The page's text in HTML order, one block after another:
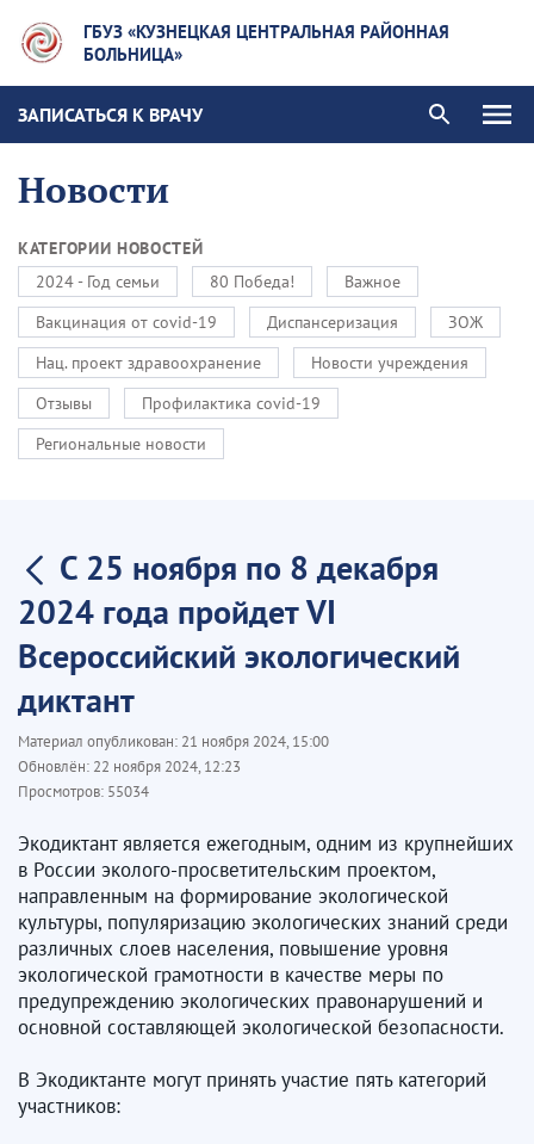
ГБУЗ «КУЗНЕЦКАЯ ЦЕНТРАЛЬНАЯ РАЙОННАЯ
БОЛЬНИЦА»
ЗАПИСАТЬСЯ К ВРАЧУ
Новости
КАТЕГОРИИ НОВОСТЕЙ
2024 - Год семьи
80 Победа!
Важное
Вакцинация от covid-19
Диспансеризация
ЗОЖ
Нац. проект здравоохранение
Новости учреждения
Отзывы
Профилактика covid-19
Региональные новости
С 25 ноября по 8 декабря
2024 года пройдет VI
Всероссийский экологический
диктант
Материал опубликован: 21 ноября 2024, 15:00
Обновлён: 22 ноября 2024, 12:23
Просмотров: 55034
Экодиктант является ежегодным, одним из крупнейших
в России эколого-просветительским проектом,
направленным на формирование экологической
культуры, популяризацию экологических знаний среди
различных слоев населения, повышение уровня
экологической грамотности в качестве меры по
предупреждению экологических правонарушений и
основной составляющей экологической безопасности.
В Экодиктанте могут принять участие пять категорий
участников: